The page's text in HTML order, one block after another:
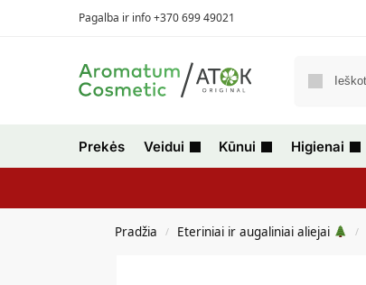
Pagalba ir info +370 699 49021
Prekės Veidui Kūnui Higienai
Pradžia / Eteriniai ir augaliniai aliejai /